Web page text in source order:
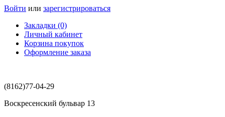
Войти или зарегистрироваться
Закладки (0)
Личный кабинет
Корзина покупок
Оформление заказа
(8162)77-04-29
Воскресенский бульвар 13